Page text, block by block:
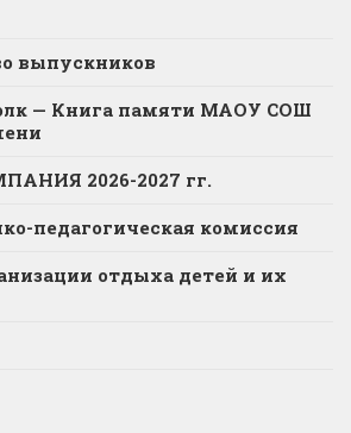
выпускников
— Книга памяти МАОУ СОШ
2026-2027 гг.
педагогическая комиссия
отдыха детей и их